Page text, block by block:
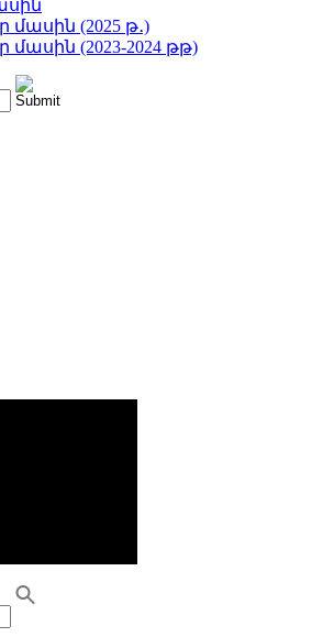
մասին (2025 թ․)
մասին (2023-2024 թթ)